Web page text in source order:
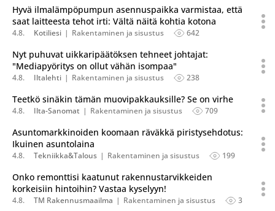
Hyvä ilmalämpöpumpun asennuspaikka varmistaa, että
saat laitteesta tehot irti: Vältä näitä kohtia kotona
4.8. Kotiliesi Rakentaminen ja sisustus 642
Nyt puhuvat uikkaripäätöksen tehneet johtajat:
"Mediapyöritys on ollut vähän isompaa"
4.8. Iltalehti Rakentaminen ja sisustus 238
Teetkö sinäkin tämän muovipakkauksille? Se on virhe
4.8. Ilta-Sanomat Rakentaminen ja sisustus 709
Asuntomarkkinoiden koomaan räväkkä piristysehdotus:
Ikuinen asuntolaina
4.8. Tekniikka&Talous Rakentaminen ja sisustus 199
Onko remonttisi kaatunut rakennustarvikkeiden
korkeisiin hintoihin? Vastaa kyselyyn!
4.8. TM Rakennusmaailma Rakentaminen ja sisustus 3